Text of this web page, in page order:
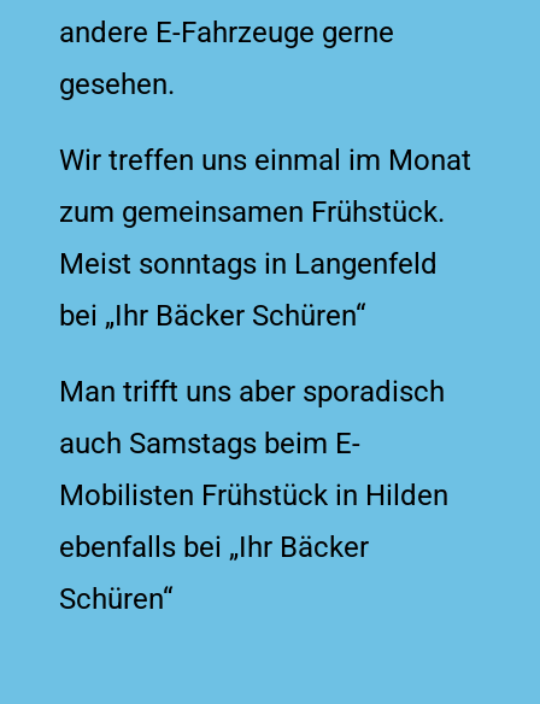
andere E-Fahrzeuge gerne
gesehen.
Wir treffen uns einmal im Monat
zum gemeinsamen Frühstück.
Meist sonntags in Langenfeld
bei „Ihr Bäcker Schüren“
Man trifft uns aber sporadisch
auch Samstags beim E-
Mobilisten Frühstück in Hilden
ebenfalls bei „Ihr Bäcker
Schüren“